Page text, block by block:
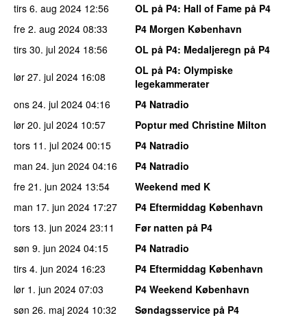
tirs 6. aug 2024 12:56 OL på P4: Hall of Fame på P4
fre 2. aug 2024 08:33
P4 Morgen København
tirs 30. jul 2024 18:56 OL på P4: Medaljeregn på P4
lør 27. jul 2024 16:08 OL på P4: Olympiske
legekammerater
ons 24. jul 2024 04:16
P4 Natradio
lør 20. jul 2024 10:57
Poptur med Christine Milton
tors 11. jul 2024 00:15
P4 Natradio
man 24. jun 2024 04:16
P4 Natradio
fre 21. jun 2024 13:54
Weekend med K
man 17. jun 2024 17:27
P4 Eftermiddag København
tors 13. jun 2024 23:11
Før natten på P4
søn 9. jun 2024 04:15
P4 Natradio
tirs 4. jun 2024 16:23
P4 Eftermiddag København
lør 1. jun 2024 07:03
P4 Weekend København
søn 26. maj 2024 10:32
Søndagsservice på P4